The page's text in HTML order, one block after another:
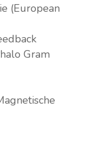
(European
Gram